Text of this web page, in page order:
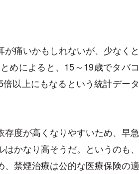
が痛いかもしれないが、少なくと
めによると、15～19歳でタバコ
以上にもなるという統計データ
度が高くなりやすいため、早急
かなり高そうだ。というのも、
禁煙治療は公的な医療保険の適